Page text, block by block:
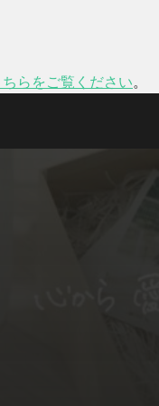
らをご覧ください。